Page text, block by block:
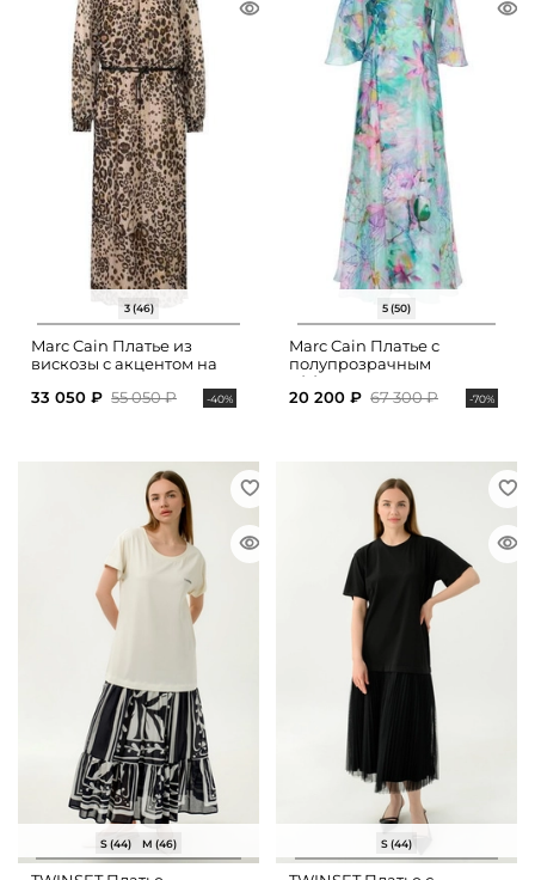
3 (46)
Marc Cain Платье из
вискозы с акцентом на
33 050 ₽ 55 050 ₽ -40%
5 (50)
Marc Cain Платье с
полупрозрачным
эффектом
20 200 ₽ 67 300 ₽ -70%
S (44) M (46) S (44)